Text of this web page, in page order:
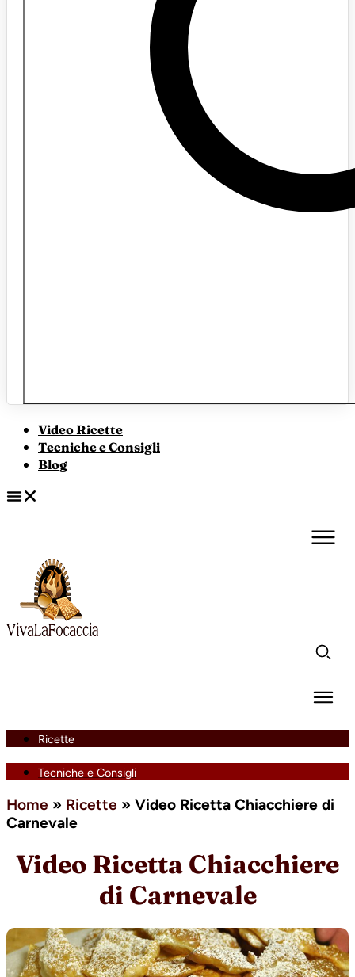
Video Ricette
Tecniche e Consigli
Blog
Ricette
Tecniche e Consigli
Home » Ricette » Video Ricetta Chiacchiere di
Carnevale
Video Ricetta Chiacchiere
di Carnevale